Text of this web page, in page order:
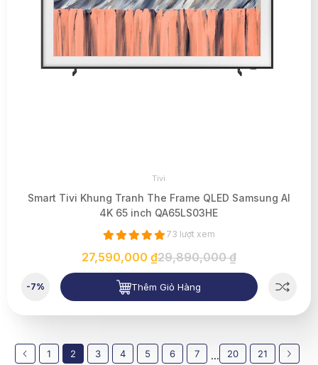
Tivi
Smart Tivi Khung Tranh The Frame QLED Samsung AI
4K 65 inch QA65LS03HE
73 lượt xem
27,590,000 ₫29,890,000 ₫
-7% Thêm Giỏ Hàng
1 2 3 4 5 6 7 ... 20 21